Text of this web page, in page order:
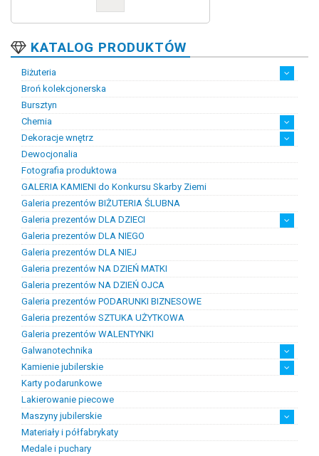
KATALOG PRODUKTÓW
Biżuteria
Artystyczna biżuteria srebrna
Biżuteria damska
Biżuteria dawna
Biżuteria dziecięca
Biżuteria inteligentna
Biżuteria miejska
Biżuteria męska
Biżuteria na zamówienie
Biżuteria rodowa
Biżuteria sakralna
Biżuteria srebrna
Biżuteria stalowa
Biżuteria stomatologiczna
Biżuteria sztuczna
Biżuteria unikatowa
Biżuteria z bursztynem
Biżuteria z diamentami
Biżuteria złota
Biżuteria ślubna
Obrączki ślubne
Broń kolekcjonerska
Bursztyn
Chemia
Chemia złotnicza
Ciecze probiercze
Kleje
Pasty i proszki do lutowania
Dekoracje wnętrz
Figurki
Lampy i plafony
Świeczniki
Dewocjonalia
Fotografia produktowa
GALERIA KAMIENI do Konkursu Skarby Ziemi
Galeria prezentów BIŻUTERIA ŚLUBNA
Galeria prezentów DLA DZIECI
Prezenty na chrzest i narodziny dzieci
Prezenty na komunię
Galeria prezentów DLA NIEGO
Galeria prezentów DLA NIEJ
Galeria prezentów NA DZIEŃ MATKI
Galeria prezentów NA DZIEŃ OJCA
Galeria prezentów PODARUNKI BIZNESOWE
Galeria prezentów SZTUKA UŻYTKOWA
Galeria prezentów WALENTYNKI
Galwanotechnika
kąpiele
osprzęt
Kamienie jubilerskie
Bursztyn
Kamienie jubilersko-ozdobne
Kamienie syntetyczne
Kamienie szlachetne
Karty podarunkowe
Lakierowanie piecowe
Maszyny jubilerskie
diamenciarki, tokarki itp
inne
linia odlewnicza
maszyny do bursztynu
myjki ultradżwiękowe
polerowanie, szlifowanie
silniki jubilerskie
walcarki, prasy itp
Materiały i półfabrykaty
Medale i puchary